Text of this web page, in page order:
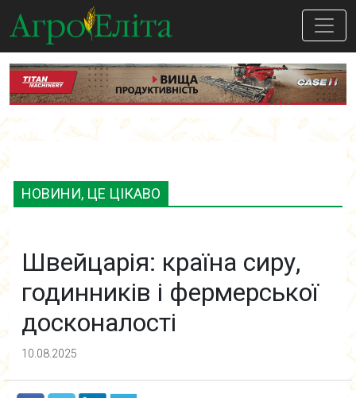
НОВИНИ, ЦЕ ЦІКАВО
Швейцарія: країна сиру,
годинників і фермерської
досконалості
10.08.2025